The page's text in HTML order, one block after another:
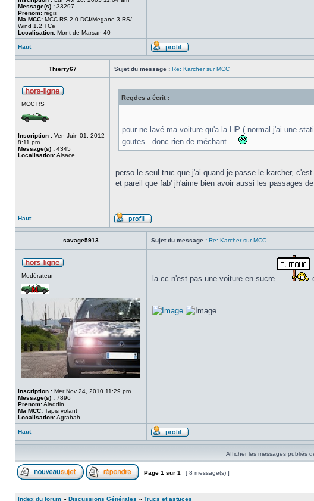
Message(s) : 33297
Prenom: régis
Ma MCC: MCC RS 2.0 DCI/Megane 3 RS/
Wind 1.2 TCe
Localisation: Mont de Marsan 40
Haut
Thierry67 Sujet du message : Re: Karcher sur MCC
MCC RS
Inscription : Ven Juin 01, 2012
8:11 pm
Message(s) : 4345
Localisation:Alsace
Regdes a écrit :
pour ne lavé ma voiture qu'a la HP ( normal j'ai une
goutes...donc rien de méchant....
perso le seul truc que j'ai quand je passe le karcher,
et pareil que fab' jh'aime bien avoir aussi les passages
Haut
savage5913 Sujet du message : Re: Karcher sur MCC
Modérateur
Inscription : Mer Nov 24, 2010 11:29 pm
Message(s) : 7896
Prenom:Aladdin
Ma MCC: Tapis volant
Localisation:Agrabah
la cc n'est pas une voiture en sucre
Haut
Afficher les messages publiés
Page 1 sur 1 [ 8 message(s) ]
Index du forum » Discussions Générales » Trucs et astuces